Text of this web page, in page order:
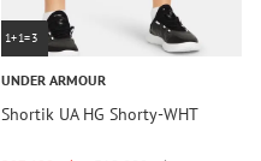
1+1=3
UNDER ARMOUR
Shortik UA HG Shorty-WHT